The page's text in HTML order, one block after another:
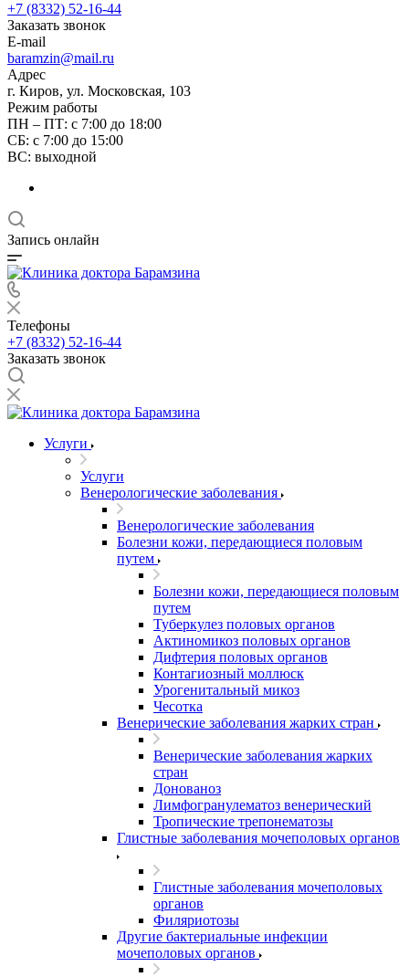
+7 (8332) 52-16-44
Заказать звонок
E-mail
baramzin@mail.ru
Адрес
г. Киров, ул. Московская, 103
Режим работы
ПН – ПТ: с 7:00 до 18:00
СБ: с 7:00 до 15:00
ВС: выходной
Запись онлайн
Телефоны
+7 (8332) 52-16-44
Заказать звонок
Услуги
Услуги
Венерологические заболевания
Венерологические заболевания
Болезни кожи, передающиеся половым
путем
Болезни кожи, передающиеся половым
путем
Туберкулез половых органов
Актиномикоз половых органов
Дифтерия половых органов
Контагиозный моллюск
Урогенитальный микоз
Чесотка
Венерические заболевания жарких стран
Венерические заболевания жарких
стран
Донованоз
Лимфогранулематоз венерический
Тропические трепонематозы
Глистные заболевания мочеполовых органов
Глистные заболевания мочеполовых
органов
Филяриотозы
Другие бактериальные инфекции
мочеполовых органов